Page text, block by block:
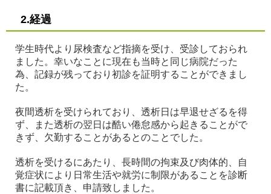
2.経過
学生時代より尿検査など指摘を受け、受診しておられ
ました。幸いなことに現在も当時と同じ病院だった
為、記録が残っており初診を証明することができまし
た。
夜間透析を受けられており、透析日は早退せざるを得
ず、また透析の翌日は酷い倦怠感から起きることがで
きず、欠勤することがあるとのことでした。
透析を受けるにあたり、長時間の拘束及び肉体的、自
覚症状により日常生活や就労に制限があることを診断
書に記載頂き、申請致しました。